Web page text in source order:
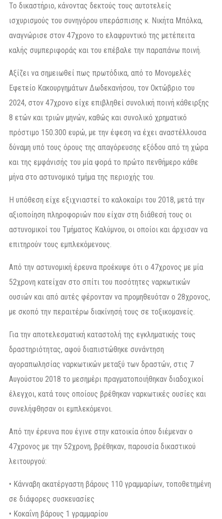
Το δικαστήριο, κάνοντας δεκτούς τους αυτοτελείς
ισχυρισμούς του συνηγόρου υπεράσπισης κ. Νικήτα Μπόλκα,
αναγνώρισε στον 47χρονο το ελαφρυντικό της μετέπειτα
καλής συμπεριφοράς και του επέβαλε την παραπάνω ποινή.
Αξίζει να σημειωθεί πως πρωτόδικα, από το Μονομελές
Εφετείο Κακουργημάτων Δωδεκανήσου, τον Οκτώβριο του
2024, στον 47χρονο είχε επιβληθεί συνολική ποινή κάθειρξης
8 ετών και τριών μηνών, καθώς και συνολικό χρηματικό
πρόστιμο 150.300 ευρώ, με την έφεση να έχει αναστέλλουσα
δύναμη υπό τους όρους της απαγόρευσης εξόδου από τη χώρα
και της εμφάνισής του μία φορά το πρώτο πενθήμερο κάθε
μήνα στο αστυνομικό τμήμα της περιοχής του.
Η υπόθεση είχε εξιχνιαστεί το καλοκαίρι του 2018, μετά την
αξιοποίηση πληροφοριών που είχαν στη διάθεσή τους οι
αστυνομικοί του Τμήματος Καλύμνου, οι οποίοι και άρχισαν να
επιτηρούν τους εμπλεκόμενους.
Από την αστυνομική έρευνα προέκυψε ότι ο 47χρονος με μία
52χρονη κατείχαν στο σπίτι του ποσότητες ναρκωτικών
ουσιών και από αυτές φέρονταν να προμηθευόταν ο 28χρονος,
με σκοπό την περαιτέρω διακίνησή τους σε τοξικομανείς.
Για την αποτελεσματική καταστολή της εγκληματικής τους
δραστηριότητας, αφού διαπιστώθηκε συνάντηση
αγοραπωλησίας ναρκωτικών μεταξύ των δραστών, στις 7
Αυγούστου 2018 το μεσημέρι πραγματοποιήθηκαν διαδοχικοί
έλεγχοι, κατά τους οποίους βρέθηκαν ναρκωτικές ουσίες και
συνελήφθησαν οι εμπλεκόμενοι.
Από την έρευνα που έγινε στην κατοικία όπου διέμεναν ο
47χρονος με την 52χρονη, βρέθηκαν, παρουσία δικαστικού
λειτουργού:
• Κάνναβη ακατέργαστη βάρους 110 γραμμαρίων, τοποθετημένη
σε διάφορες συσκευασίες
• Κοκαΐνη βάρους 1 γραμμαρίου